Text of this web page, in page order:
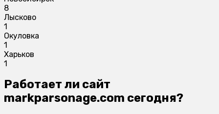
8
Лысково
1
Окуловка
1
Харьков
1
Работает ли сайт
markparsonage.com сегодня?